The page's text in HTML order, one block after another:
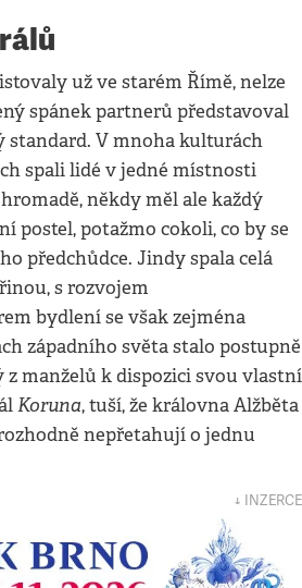
už ve starém Římě, nelze
spánek partnerů představoval
standard. V mnoha kulturách
spali lidé v jedné místnosti
někdy měl ale každý
postel, potažmo cokoli, co by se
předchůdce. Jindy spala celá
s rozvojem
bydlení se však zejména
západního světa stalo postupně
z manželů k dispozici svou vlastní
Koruna, tuší, že královna Alžběta
nepřetahují o jednu
↓ INZERCE